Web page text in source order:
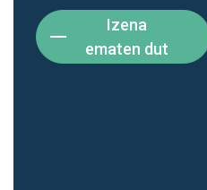
Izena
ematen dut